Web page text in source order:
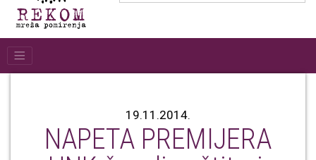
19.11.2014.
NAPETA PREMIJERA